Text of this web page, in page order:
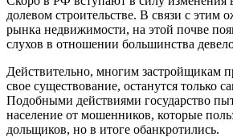
долевом строительстве. В связи с этим
рынка недвижимости, на этой почве
слухов в отношении большинства
Действительно, многим застройщикам
свое существование, останутся только
Подобными действиями государство
население от мошенников, которые
дольщиков, но в итоге обанкротились.